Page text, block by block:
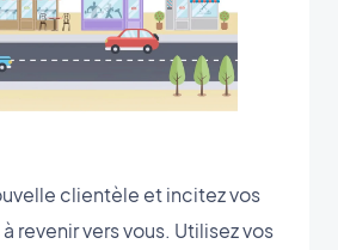
clientèle et incitez vos
revenir vers vous. Utilisez vos